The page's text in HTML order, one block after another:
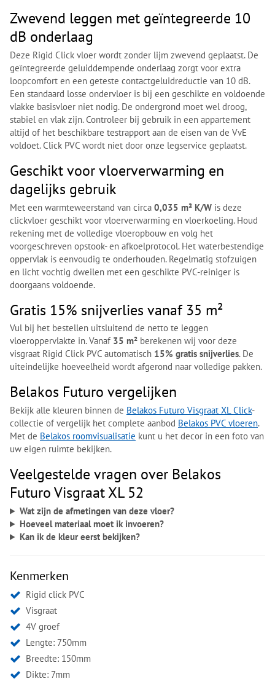
Zwevend leggen met geïntegreerde 10
dB onderlaag
Deze Rigid Click vloer wordt zonder lijm zwevend geplaatst. De
geïntegreerde geluiddempende onderlaag zorgt voor extra
loopcomfort en een geteste contactgeluidreductie van 10 dB.
Een standaard losse ondervloer is bij een geschikte en voldoende
vlakke basisvloer niet nodig. De ondergrond moet wel droog,
stabiel en vlak zijn. Controleer bij gebruik in een appartement
altijd of het beschikbare testrapport aan de eisen van de VvE
voldoet. Click PVC wordt niet door onze legservice geplaatst.
Geschikt voor vloerverwarming en
dagelijks gebruik
Met een warmteweerstand van circa 0,035 m² K/W is deze
clickvloer geschikt voor vloerverwarming en vloerkoeling. Houd
rekening met de volledige vloeropbouw en volg het
voorgeschreven opstook- en afkoelprotocol. Het waterbestendige
oppervlak is eenvoudig te onderhouden. Regelmatig stofzuigen
en licht vochtig dweilen met een geschikte PVC-reiniger is
doorgaans voldoende.
Gratis 15% snijverlies vanaf 35 m²
Vul bij het bestellen uitsluitend de netto te leggen
vloeroppervlakte in. Vanaf 35 m² berekenen wij voor deze
visgraat Rigid Click PVC automatisch 15% gratis snijverlies. De
uiteindelijke hoeveelheid wordt afgerond naar volledige pakken.
Belakos Futuro vergelijken
Bekijk alle kleuren binnen de Belakos Futuro Visgraat XL Click-
collectie of vergelijk het complete aanbod Belakos PVC vloeren.
Met de Belakos roomvisualisatie kunt u het decor in een foto van
uw eigen ruimte bekijken.
Veelgestelde vragen over Belakos
Futuro Visgraat XL 52
Wat zijn de afmetingen van deze vloer?
Hoeveel materiaal moet ik invoeren?
Kan ik de kleur eerst bekijken?
Kenmerken
Rigid click PVC
Visgraat
4V groef
Lengte: 750mm
Breedte: 150mm
Dikte: 7mm